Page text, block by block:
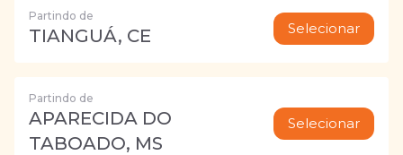
Partindo de
TIANGUÁ, CE Selecionar
Partindo de
APARECIDA DO
TABOADO, MS
Selecionar